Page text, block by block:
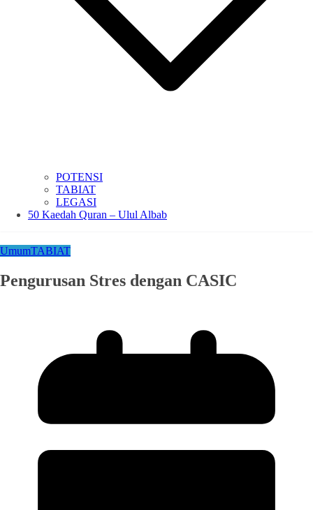
POTENSI
TABIAT
LEGASI
50 Kaedah Quran – Ulul Albab
UmumTABIAT
Pengurusan Stres dengan CASIC